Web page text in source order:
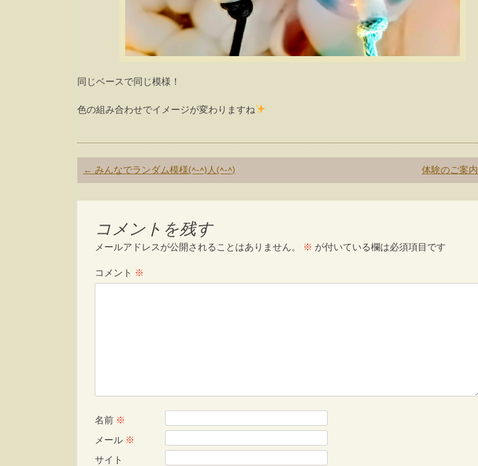
同じベースで同じ模様！
色の組み合わせでイメージが変わりますね
Post
navigation
← みんなでランダム模様(^-^)人(^-^) 体験のご案内
コメントを残す
メールアドレスが公開されることはありません。 ※ が付いている欄は必須項目です
コメント ※
名前 ※
メール ※
サイト